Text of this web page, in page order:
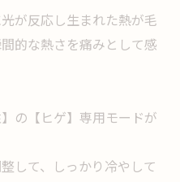
が反応し生まれた熱が毛
的な熱さを痛みとして感
の【ヒゲ】専用モードが
して、しっかり冷やして